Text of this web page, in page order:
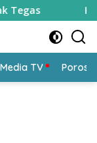
Kritik Keras
TV Poros